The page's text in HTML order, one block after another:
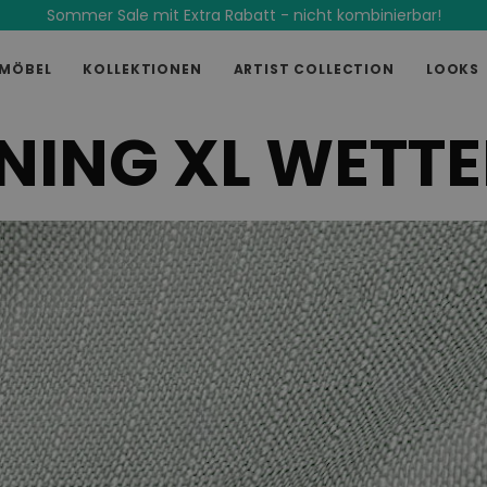
Sommer Sale mit Extra Rabatt - nicht kombinierbar!
KOLLEKTIONEN ARTIST COLLECTION LOOKS
XL